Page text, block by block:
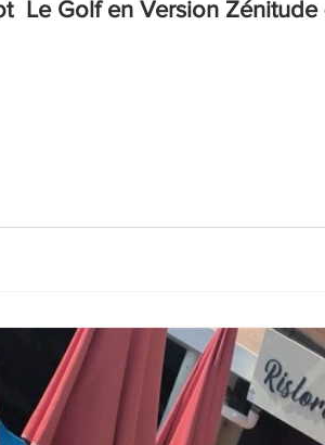
Le Golf en Version Zénitude